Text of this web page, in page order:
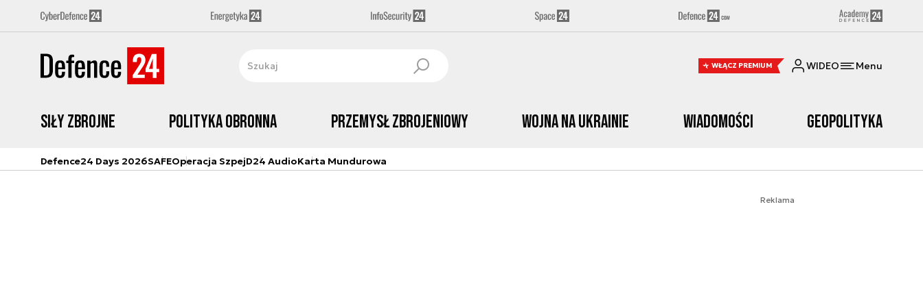
WŁĄCZ PREMIUM WIDEO Menu
Siły zbrojne Polityka obronna Przemysł Zbrojeniowy Wojna na Ukrainie Wiadomości Geopolityka
Defence24 Days 2026SAFEOperacja SzpejD24 AudioKarta Mundurowa
Reklama